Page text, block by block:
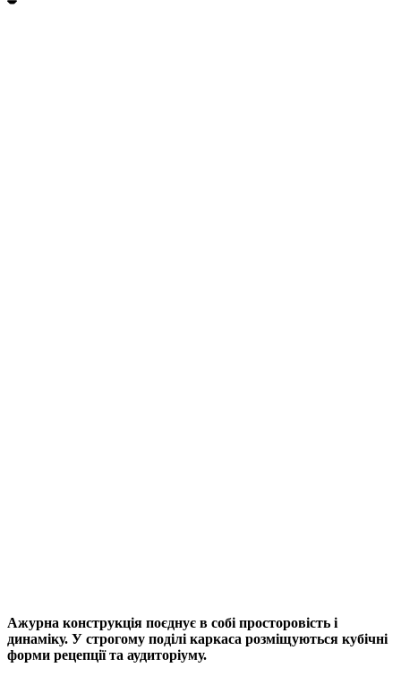
Ажурна конструкція поєднує в собі просторовість і
динаміку. У строгому поділі каркаса розміщуються кубічні
форми рецепції та аудиторіуму.